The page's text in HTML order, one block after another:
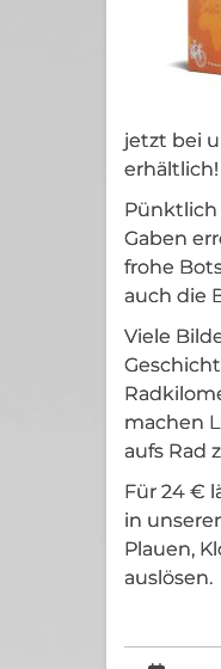
jetzt bei
erhältlich!
Pünktlich
Gaben
frohe
auch die
Viele
machen
aufs Rad
Für 24 €
in
Plauen,
auslösen.